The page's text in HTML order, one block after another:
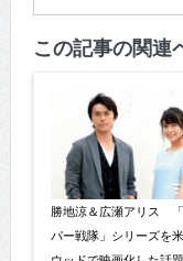
この記事の関連
勝地涼＆広瀬アリス
パー戦隊」シリーズを